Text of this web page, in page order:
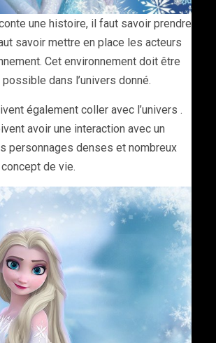
une histoire, il faut savoir prendre
savoir mettre en place les acteurs
Cet environnement doit être
dans l’univers donné.
également coller avec l’univers .
avoir une interaction avec un
personnages denses et nombreux
de vie.